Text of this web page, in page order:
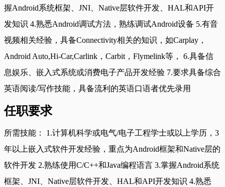
握Android系统框架、JNI、Native层软件开发、HAL和API开
发知识 4.熟悉Android调试方法，熟练调试Android设备 5.有音
视频相关经验，具备Connectivity相关的知识，如Carplay，
Android Auto,Hi-Car,Carlink，Carbit，Flymelink等， 6.具备信
息娱乐、嵌入式系统或消费电子产品开发经验 7.要求具备综合
英语阅读/写作技能，具备流利的英语口语者优先录用
任职要求
所需技能： 1.计算机科学或电气/电子工程学士或以上学历，3
年以上嵌入式软件开发经验，重点为Android框架和Native层的
软件开发 2.熟练使用C/C++和Java编程语言 3.掌握Android系统
框架、JNI、Native层软件开发、HAL和API开发知识 4.熟悉